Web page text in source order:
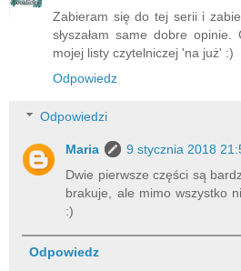
Zabieram się do tej serii i
słyszałam same dobre
mojej listy czytelniczej 'na już' :)
Odpowiedz
Odpowiedzi
Maria
9 stycznia 2018
Dwie pierwsze części są
brakuje, ale mimo wszystko
:)
Odpowiedz